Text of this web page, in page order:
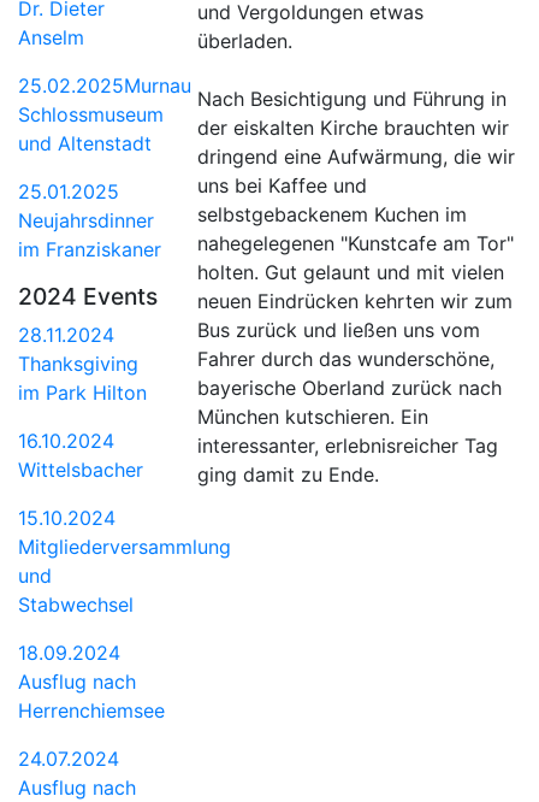
Dr. Dieter
Anselm
25.02.2025Murnau
Schlossmuseum
und Altenstadt
25.01.2025
Neujahrsdinner
im Franziskaner
2024 Events
28.11.2024
Thanksgiving
im Park Hilton
16.10.2024
Wittelsbacher
15.10.2024
Mitgliederversammlung
und
Stabwechsel
18.09.2024
Ausflug nach
Herrenchiemsee
24.07.2024
Ausflug nach
und Vergoldungen etwas
überladen.
Nach Besichtigung und Führung in
der eiskalten Kirche brauchten wir
dringend eine Aufwärmung, die wir
uns bei Kaffee und
selbstgebackenem Kuchen im
nahegelegenen "Kunstcafe am Tor"
holten. Gut gelaunt und mit vielen
neuen Eindrücken kehrten wir zum
Bus zurück und ließen uns vom
Fahrer durch das wunderschöne,
bayerische Oberland zurück nach
München kutschieren. Ein
interessanter, erlebnisreicher Tag
ging damit zu Ende.